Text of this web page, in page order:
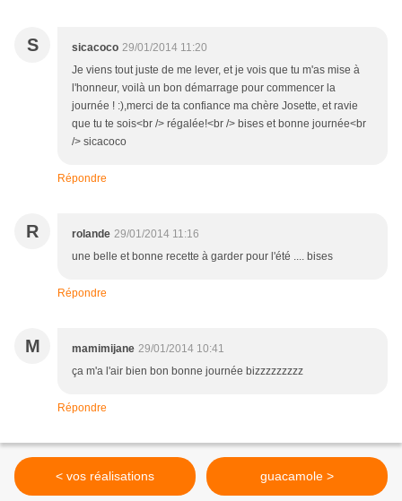
S sicacoco 29/01/2014 11:20
Je viens tout juste de me lever, et je vois que tu m'as mise à
l'honneur, voilà un bon démarrage pour commencer la
journée ! :),merci de ta confiance ma chère Josette, et ravie
que tu te sois<br /> régalée!<br /> bises et bonne journée<br
/> sicacoco
Répondre
R rolande 29/01/2014 11:16
une belle et bonne recette à garder pour l'été .... bises
Répondre
M mamimijane 29/01/2014 10:41
ça m'a l'air bien bon bonne journée bizzzzzzzzz
Répondre
< vos réalisations guacamole >